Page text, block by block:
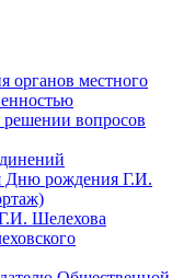
органов местного
решении вопросов
Дню рождения Г.И.
Шелехова